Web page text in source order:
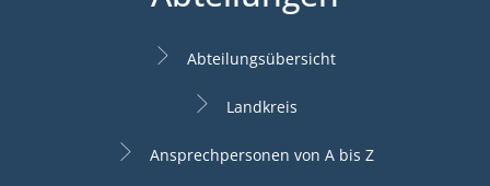
Abteilungsübersicht
Landkreis
Ansprechpersonen von A bis Z